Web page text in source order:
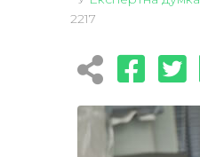
2217